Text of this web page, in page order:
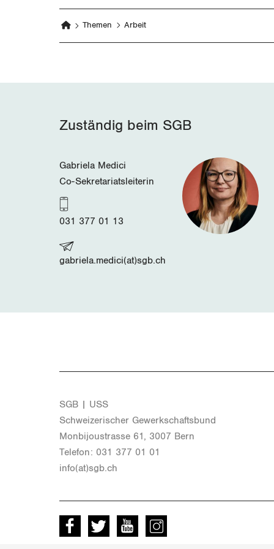
Themen Arbeit
Zuständig beim SGB
Gabriela Medici
Co-Sekretariatsleiterin
031 377 01 13
gabriela.medici(at)sgb.ch
SGB | USS
Schwei­ze­ri­scher Ge­werk­schafts­bund
Mon­bi­joustras­se 61, 3007 Bern
Te­le­fon: 031 377 01 01
info(at)​sgb.​ch
Facebook Twitter Youtube instagram